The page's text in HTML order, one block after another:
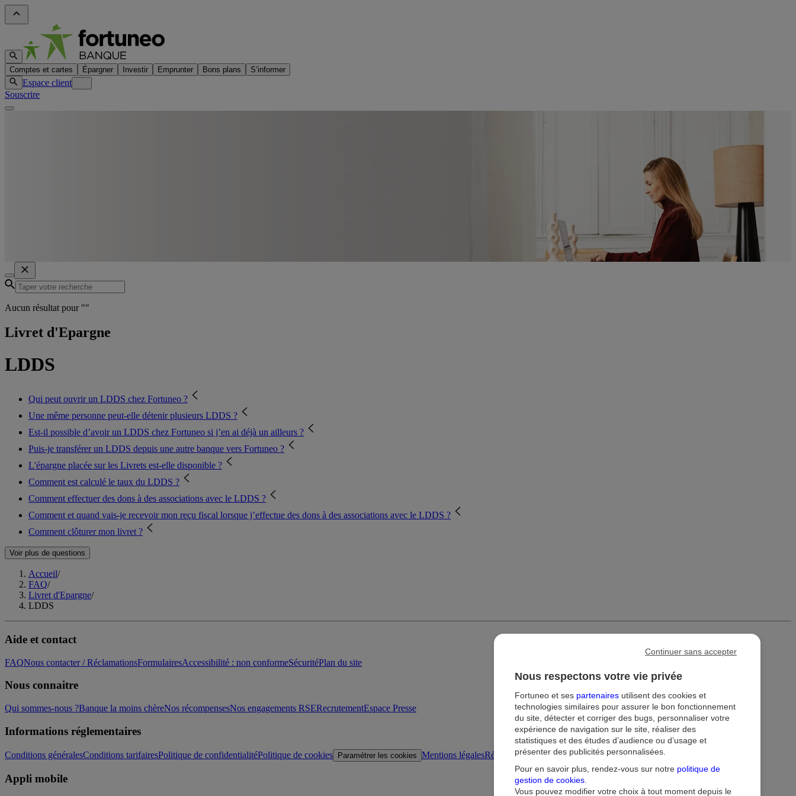
Comptes et cartes Épargner Investir Emprunter Bons plans S’informer
Espace client
Souscrire
Aucun résultat pour ""
Livret d'Epargne
LDDS
Qui peut ouvrir un LDDS chez Fortuneo ?
Une même personne peut-elle détenir plusieurs LDDS ?
Est-il possible d’avoir un LDDS chez Fortuneo si j’en ai déjà un ailleurs ?
Puis-je transférer un LDDS depuis une autre banque vers Fortuneo ?
L'épargne placée sur les Livrets est-elle disponible ?
Comment est calculé le taux du LDDS ?
Comment effectuer des dons à des associations avec le LDDS ?
Comment et quand vais-je recevoir mon reçu fiscal lorsque j’effectue des dons à des associations avec le LDDS ?
Comment clôturer mon livret ?
Voir plus de questions
Accueil/
FAQ/
Livret d'Epargne/
LDDS
Aide et contact
FAQNous contacter / RéclamationsFormulairesAccessibilité : non conformeSécuritéPlan du site
Nous connaitre
Qui sommes-nous ?Banque la moins chèreNos récompensesNos engagements RSERecrutementEspace Presse
Informations réglementaires
Conditions généralesConditions tarifairesPolitique de confidentialitéPolitique de cookies Paramétrer les cookies Mentions légalesRéglementationDroit au compte et clients fragiles
Appli mobile
Nous respectons votre vie privée
Fortuneo et ses partenaires utilisent des cookies et
technologies similaires pour assurer le bon fonctionnement
du site, détecter et corriger des bugs, personnaliser votre
expérience de navigation sur le site, réaliser des
statistiques et des études d’audience ou d’usage et
présenter des publicités personnalisées.
Pour en savoir plus, rendez-vous sur notre politique de
gestion de cookies
Vous pouvez modifier votre choix à tout moment depuis le
Continuer sans accepter